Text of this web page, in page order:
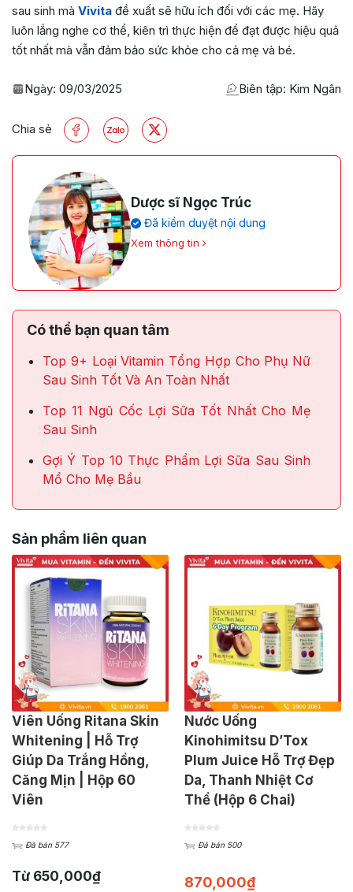
sau sinh mà Vivita đề xuất sẽ hữu ích đối với các mẹ. Hãy
luôn lắng nghe cơ thể, kiên trì thực hiện để đạt được hiệu quả
tốt nhất mà vẫn đảm bảo sức khỏe cho cả mẹ và bé.
Ngày: 09/03/2025 Biên tập: Kim Ngân
Chia sẻ
Dược sĩ Ngọc Trúc
Đã kiểm duyệt nội dung
Xem thông tin
Có thể bạn quan tâm
Top 9+ Loại Vitamin Tổng Hợp Cho Phụ Nữ
Sau Sinh Tốt Và An Toàn Nhất
Top 11 Ngũ Cốc Lợi Sữa Tốt Nhất Cho Mẹ
Sau Sinh
Gợi Ý Top 10 Thực Phẩm Lợi Sữa Sau Sinh
Mổ Cho Mẹ Bầu
Sản phẩm liên quan
Viên Uống Ritana Skin
Whitening | Hỗ Trợ
Giúp Da Trắng Hồng,
Căng Mịn | Hộp 60
Viên
Đã bán 577
Từ 650,000₫
Nước Uống
Kinohimitsu D’Tox
Plum Juice Hỗ Trợ Đẹp
Da, Thanh Nhiệt Cơ
Thể (Hộp 6 Chai)
Đã bán 500
870,000₫